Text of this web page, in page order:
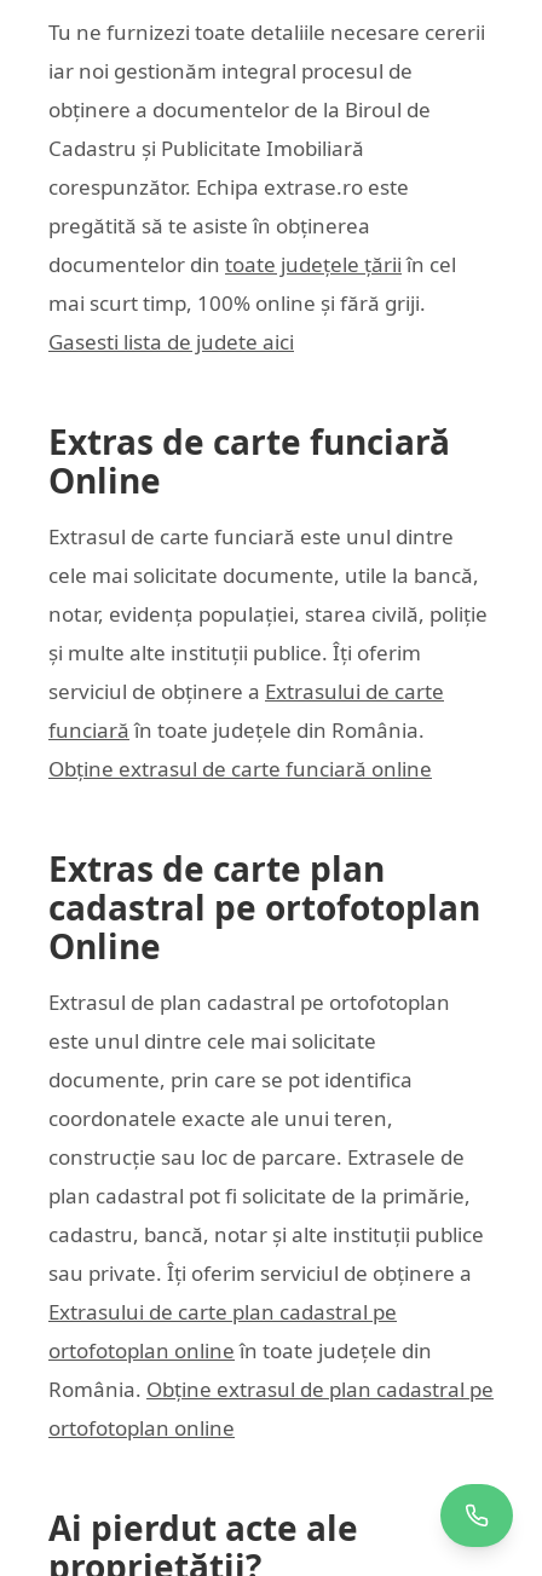
Tu ne furnizezi toate detaliile necesare cererii
iar noi gestionăm integral procesul de
obținere a documentelor de la Biroul de
Cadastru și Publicitate Imobiliară
corespunzător. Echipa extrase.ro este
pregătită să te asiste în obținerea
documentelor din toate județele țării în cel
mai scurt timp, 100% online și fără griji.
Gasesti lista de judete aici
Extras de carte funciară
Online
Extrasul de carte funciară este unul dintre
cele mai solicitate documente, utile la bancă,
notar, evidența populației, starea civilă, poliție
și multe alte instituții publice. Îți oferim
serviciul de obținere a Extrasului de carte
funciară în toate județele din România.
Obține extrasul de carte funciară online
Extras de carte plan
cadastral pe ortofotoplan
Online
Extrasul de plan cadastral pe ortofotoplan
este unul dintre cele mai solicitate
documente, prin care se pot identifica
coordonatele exacte ale unui teren,
construcție sau loc de parcare. Extrasele de
plan cadastral pot fi solicitate de la primărie,
cadastru, bancă, notar și alte instituții publice
sau private. Îți oferim serviciul de obținere a
Extrasului de carte plan cadastral pe
ortofotoplan online în toate județele din
România. Obține extrasul de plan cadastral pe
ortofotoplan online
Ai pierdut acte ale
proprietății?